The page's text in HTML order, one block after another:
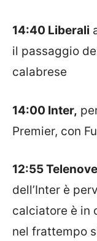
14:40 Liberali
il passaggio
calabrese
14:00 Inter,
Premier, con
12:55
dell’Inter è
calciatore è in
nel frattempo